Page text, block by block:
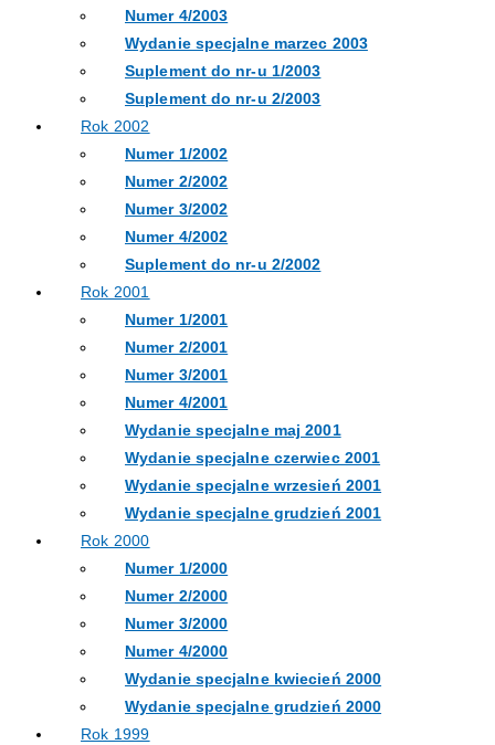
Numer 4/2003
Wydanie specjalne marzec 2003
Suplement do nr-u 1/2003
Suplement do nr-u 2/2003
Rok 2002
Numer 1/2002
Numer 2/2002
Numer 3/2002
Numer 4/2002
Suplement do nr-u 2/2002
Rok 2001
Numer 1/2001
Numer 2/2001
Numer 3/2001
Numer 4/2001
Wydanie specjalne maj 2001
Wydanie specjalne czerwiec 2001
Wydanie specjalne wrzesień 2001
Wydanie specjalne grudzień 2001
Rok 2000
Numer 1/2000
Numer 2/2000
Numer 3/2000
Numer 4/2000
Wydanie specjalne kwiecień 2000
Wydanie specjalne grudzień 2000
Rok 1999